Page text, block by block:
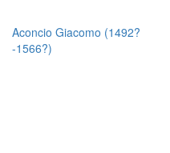
Aconcio Giacomo (1492?
-1566?)